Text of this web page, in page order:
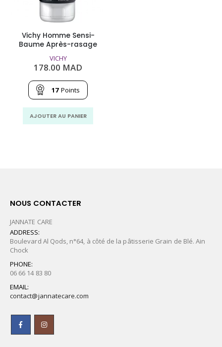
Vichy Homme Sensi-
Baume Après-rasage
VICHY
178.00 MAD
17 Points
AJOUTER AU PANIER
NOUS CONTACTER
JANNATE CARE
ADDRESS:
Boulevard Al Qods, n°64, à côté de la pâtisserie Grain de Blé. Ain
Chock
PHONE:
06 66 14 83 80
EMAIL:
contact@jannatecare.com